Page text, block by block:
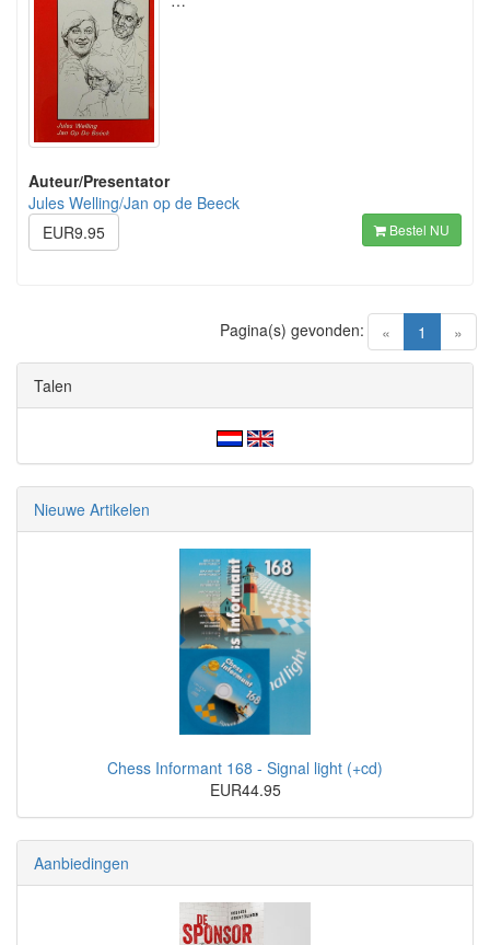
Auteur/Presentator
Jules Welling/Jan op de Beeck
EUR9.95
Bestel NU
« 1 (current)
»
Pagina(s) gevonden:
Talen
Nieuwe Artikelen
Chess Informant 168 - Signal light (+cd)
EUR44.95
Aanbiedingen